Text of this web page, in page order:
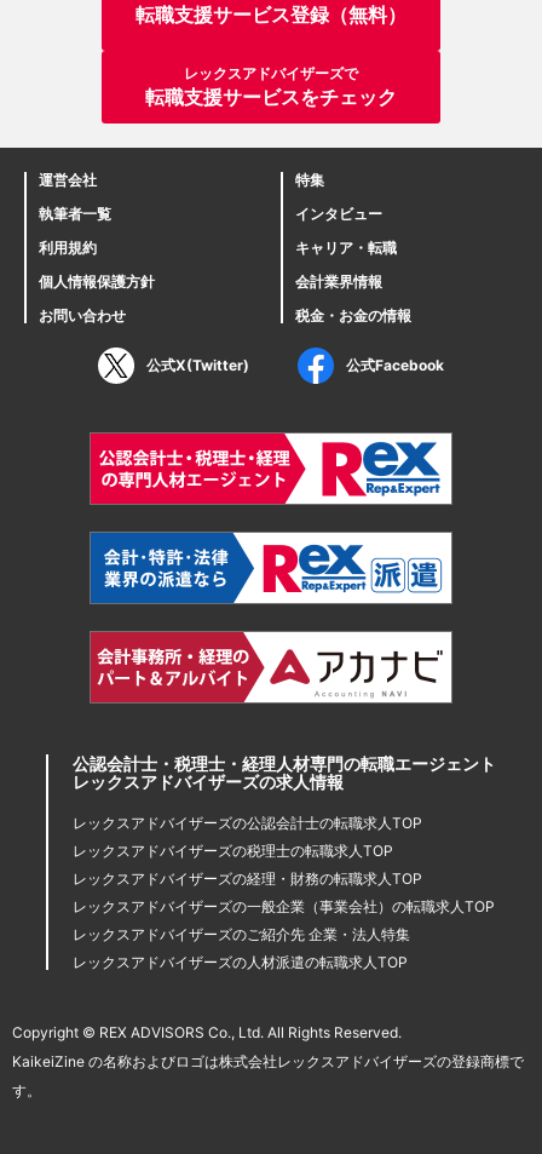
転職支援サービス登録（無料）
レックスアドバイザーズで
転職支援サービスをチェック
運営会社
執筆者一覧
利用規約
個人情報保護方針
お問い合わせ
特集
インタビュー
キャリア・転職
会計業界情報
税金・お金の情報
公式X(Twitter) 公式Facebook
公認会計士・税理士・経理人材専門の転職エージェント
レックスアドバイザーズの求人情報
レックスアドバイザーズの公認会計士の転職求人TOP
レックスアドバイザーズの税理士の転職求人TOP
レックスアドバイザーズの経理・財務の転職求人TOP
レックスアドバイザーズの一般企業（事業会社）の転職求人TOP
レックスアドバイザーズのご紹介先 企業・法人特集
レックスアドバイザーズの人材派遣の転職求人TOP
Copyright © REX ADVISORS Co., Ltd. All Rights Reserved.
KaikeiZine の名称およびロゴは株式会社レックスアドバイザーズの登録商標で
す。